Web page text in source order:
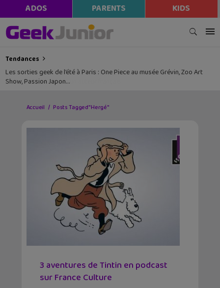
ADOS PARENTS KIDS
Tendances
Les sorties geek de l’été à Paris : One Piece au musée Grévin, Zoo Art
Show, Passion Japon…
Accueil Posts Tagged "Hergé"
3 aventures de Tintin en podcast
sur France Culture